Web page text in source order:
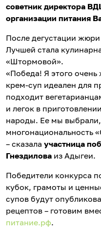
советник директора
организации питания
После дегустации
Лучшей стала
«Штормовой».
«Победа! Я этого
крем-суп идеален для
подходит
и легок в
народы. Ее мы выбрали,
многонациональность
– сказала участница
Гнездилова из Адыгеи.
Победители конкурса
кубок, грамоты и
супов будут
рецептов – готовим
питание.рф.